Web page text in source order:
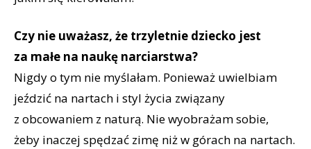
Czy nie uważasz, że trzyletnie dziecko jest
za małe na naukę narciarstwa?
Nigdy o tym nie myślałam. Ponieważ uwielbiam
jeździć na nartach i styl życia związany
z obcowaniem z naturą. Nie wyobrażam sobie,
żeby inaczej spędzać zimę niż w górach na nartach.